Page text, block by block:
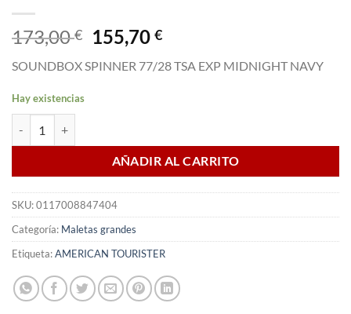
173,00€
El
precio
original
155,70€El
actual
SOUNDBOX SPINNER 77/28 TSA EXP MIDNIGHT NAVY
Hay existencias
AÑADIR AL CARRITO
SKU:0117008847404
Categoría: Maletas grandes
Etiqueta:AMERICAN TOURISTER